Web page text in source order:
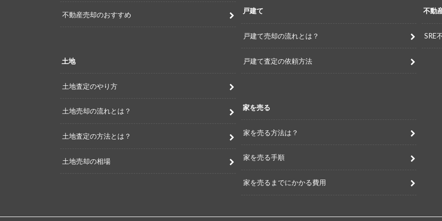
不動産売却のおすすめ
土地
土地査定のやり方
土地売却の流れとは？
土地査定の方法とは？
土地売却の相場
戸建て
戸建て売却の流れとは？
戸建て査定の依頼方法
家を売る
家を売る方法は？
家を売る手順
家を売るまでにかかる費用
不動
SRE